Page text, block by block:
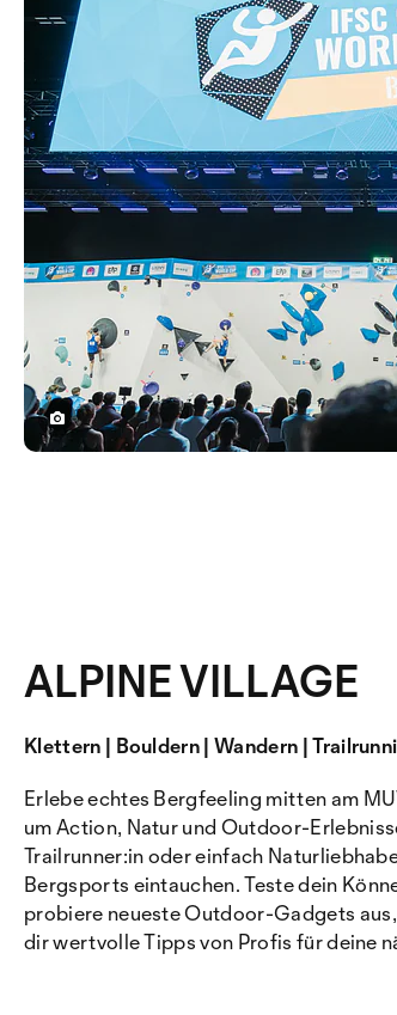
ALPINE VILLAGE
Klettern | Bouldern | Wandern |
Erlebe echtes Bergfeeling mitten am
um Action, Natur und Outdoor-
Trailrunner:in oder einfach
Bergsports eintauchen. Teste dein
probiere neueste Outdoor-Gadgets
dir wertvolle Tipps von Profis für deine